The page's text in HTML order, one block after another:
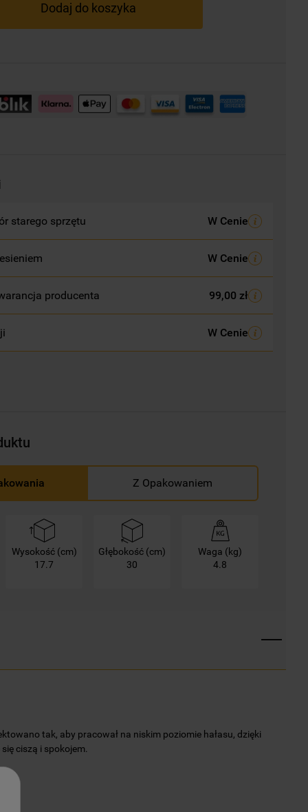
Dodaj do koszyka
starego sprzętu W Cenie
W Cenie
producenta 99,00 zł
W Cenie
Z Opakowaniem
Wysokość (cm)
17.7
Głębokość (cm)
30
Waga (kg)
4.8
tak, aby pracował na niskim poziomie hałasu, dzięki
ciszą i spokojem.